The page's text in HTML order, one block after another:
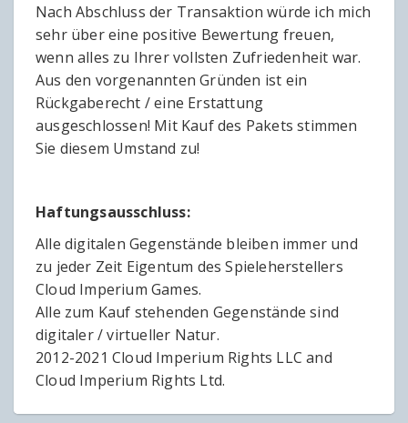
Nach Abschluss der Transaktion würde ich mich
sehr über eine positive Bewertung freuen,
wenn alles zu Ihrer vollsten Zufriedenheit war.
Aus den vorgenannten Gründen ist ein
Rückgaberecht / eine Erstattung
ausgeschlossen! Mit Kauf des Pakets stimmen
Sie diesem Umstand zu!
Haftungsausschluss:
Alle digitalen Gegenstände bleiben immer und
zu jeder Zeit Eigentum des Spieleherstellers
Cloud Imperium Games.
Alle zum Kauf stehenden Gegenstände sind
digitaler / virtueller Natur.
2012-2021 Cloud Imperium Rights LLC and
Cloud Imperium Rights Ltd.